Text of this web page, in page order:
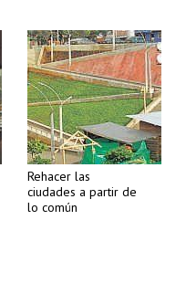
Rehacer las
ciudades a partir de
lo común